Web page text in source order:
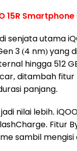
15R
senjata utama
3 (4 nm) yang
hingga 512
ditambah
panjang.
nilai lebih.
Fitur
sambil